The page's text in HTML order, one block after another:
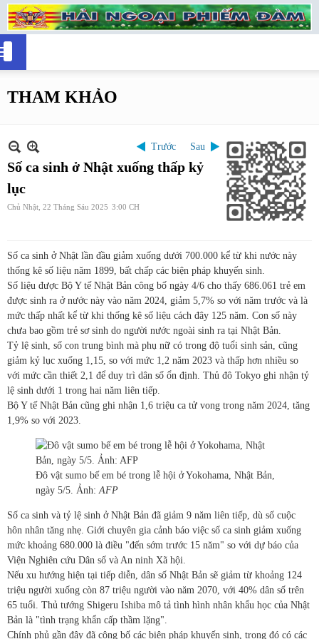
THAM KHẢO
Trước Sau
Số ca sinh ở Nhật xuống thấp kỷ
lục
Chủ Nhật, 22 Tháng Sáu 2025 3:00 CH
Số ca sinh ở Nhật lần đầu giảm xuống dưới 700.000 kể từ khi nước này
thống kê số liệu năm 1899, bất chấp các biện pháp khuyến sinh.
Số liệu được Bộ Y tế Nhật Bản công bố ngày 4/6 cho thấy 686.061 trẻ em
được sinh ra ở nước này vào năm 2024, giảm 5,7% so với năm trước và là
mức thấp nhất kể từ khi thống kê số liệu cách đây 125 năm. Con số này
chưa bao gồm trẻ sơ sinh do người nước ngoài sinh ra tại Nhật Bản.
Tỷ lệ sinh, số con trung bình mà phụ nữ có trong độ tuổi sinh sản, cũng
giảm kỷ lục xuống 1,15, so với mức 1,2 năm 2023 và thấp hơn nhiều so
với mức cần thiết 2,1 để duy trì dân số ổn định. Thủ đô Tokyo ghi nhận tỷ
lệ sinh dưới 1 trong hai năm liên tiếp.
Bộ Y tế Nhật Bản cũng ghi nhận 1,6 triệu ca tử vong trong năm 2024, tăng
1,9% so với 2023.
Đô vật sumo bế em bé trong lễ hội ở Yokohama, Nhật Bản,
ngày 5/5. Ảnh: AFP
Số ca sinh và tỷ lệ sinh ở Nhật Bản đã giảm 9 năm liên tiếp, dù số cuộc
hôn nhân tăng nhẹ. Giới chuyên gia cảnh báo việc số ca sinh giảm xuống
mức khoảng 680.000 là điều "đến sớm trước 15 năm" so với dự báo của
Viện Nghiên cứu Dân số và An ninh Xã hội.
Nếu xu hướng hiện tại tiếp diễn, dân số Nhật Bản sẽ giảm từ khoảng 124
triệu người xuống còn 87 triệu người vào năm 2070, với 40% dân số trên
65 tuổi. Thủ tướng Shigeru Ishiba mô tả tình hình nhân khẩu học của Nhật
Bản là "tình trạng khẩn cấp thầm lặng".
Chính phủ gần đây đã công bố các biện pháp khuyến sinh, trong đó có các